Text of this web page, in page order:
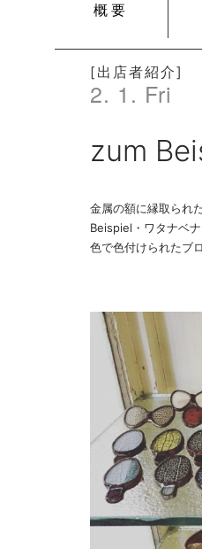
CONTENT
概要
[出店者紹介]
2. 1. Fri
zum
金属の額に縁取られ
Beispiel・ワタナベ
色で色付けられたブ